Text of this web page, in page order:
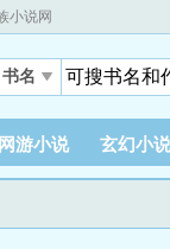
小说网
书名
网游小说 玄幻小说